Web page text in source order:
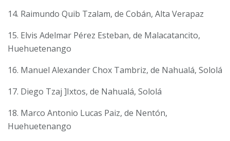
14. Raimundo Quib Tzalam, de Cobán, Alta Verapaz
15. Elvis Adelmar Pérez Esteban, de Malacatancito,
Huehuetenango
16. Manuel Alexander Chox Tambriz, de Nahualá, Sololá
17. Diego Tzaj ]Ixtos, de Nahualá, Sololá
18. Marco Antonio Lucas Paiz, de Nentón,
Huehuetenango